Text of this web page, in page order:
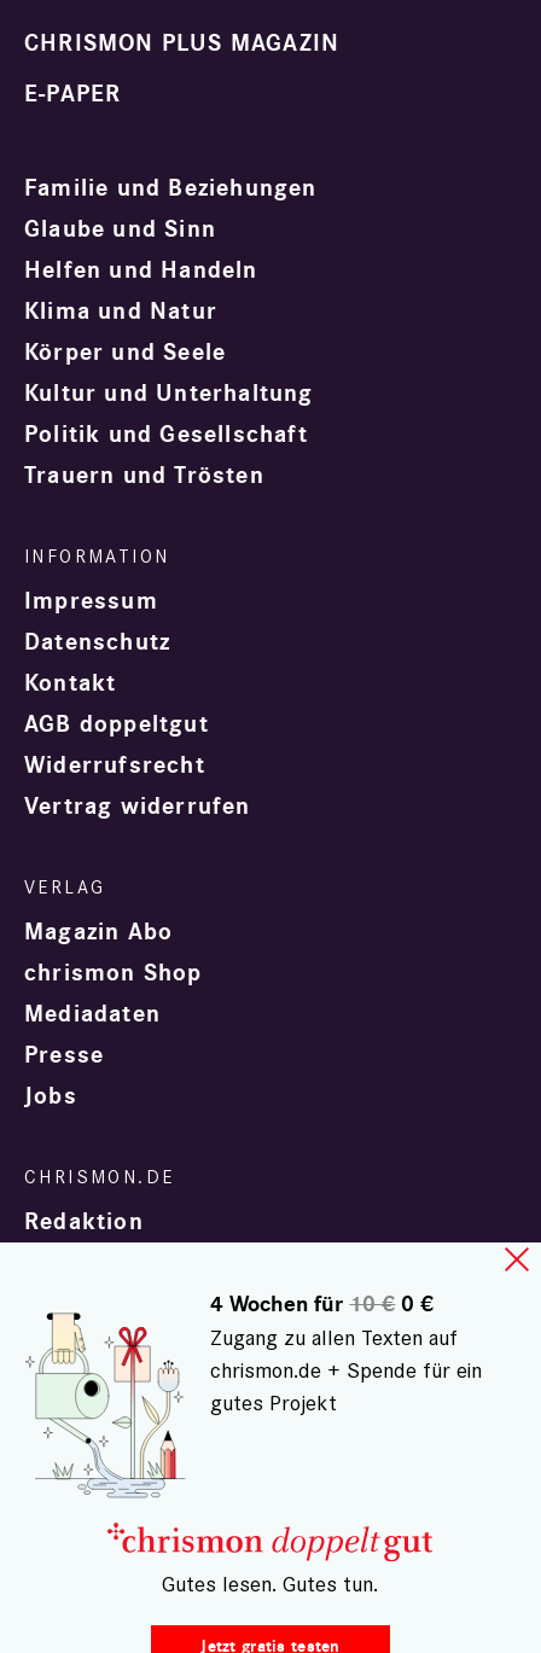
CHRISMON PLUS MAGAZIN
E-PAPER
Familie und Beziehungen
Glaube und Sinn
Helfen und Handeln
Klima und Natur
Körper und Seele
Kultur und Unterhaltung
Politik und Gesellschaft
Trauern und Trösten
Impressum
Datenschutz
Kontakt
AGB doppeltgut
Widerrufsrecht
Vertrag widerrufen
Magazin Abo
chrismon Shop
Mediadaten
Presse
Jobs
Redaktion
In Zusammenarbeit mit
© chrismon.de 2001 - 2026
Alle Rechte vorbehalten.
4 Wochen für10 €0 €
Zugang zu allen Texten auf
chrismon.de + Spende für ein
gutes Projekt
– Gutes lesen. Gutes tun.
Jetzt gratis testen